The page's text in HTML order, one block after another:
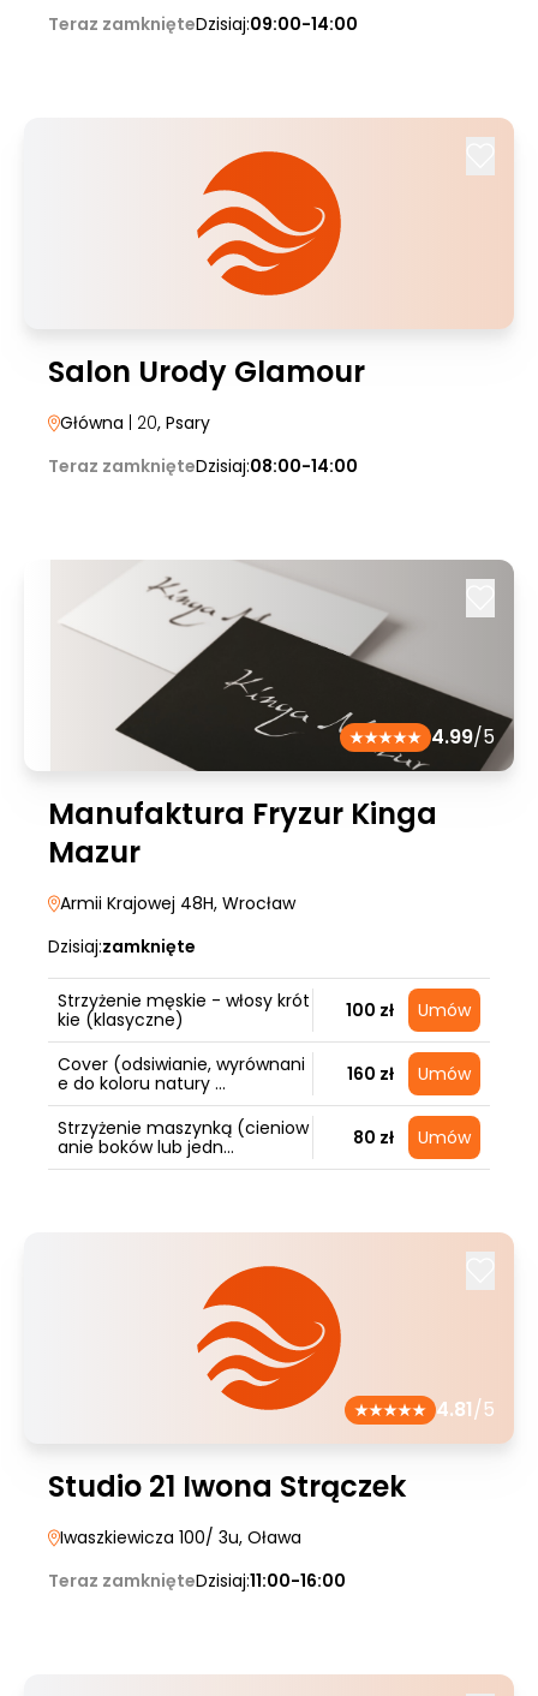
Teraz zamknięteDzisiaj:09:00-14:00
Salon Urody Glamour
Główna | 20, Psary
Teraz zamknięteDzisiaj:08:00-14:00
4.99/5
Manufaktura Fryzur Kinga
Mazur
Armii Krajowej 48H, Wrocław
Dzisiaj:zamknięte
Strzyżenie męskie - włosy krót
kie (klasyczne)
100 zł Umów
Cover (odsiwianie, wyrównani
e do koloru natury ...
160 zł Umów
Strzyżenie maszynką (cieniow
anie boków lub jedn...
80 zł Umów
4.81/5
Studio 21 Iwona Strączek
Iwaszkiewicza 100/ 3u, Oława
Teraz zamknięteDzisiaj:11:00-16:00